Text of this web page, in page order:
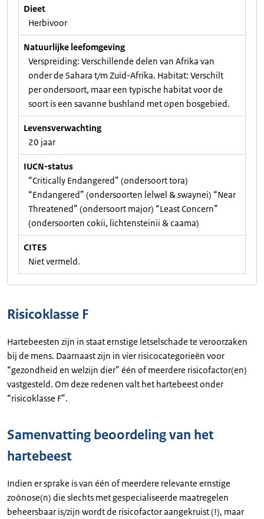
Dieet
Herbivoor
Natuurlijke leefomgeving
Verspreiding: Verschillende delen van Afrika van
onder de Sahara t/m Zuid-Afrika. Habitat: Verschilt
per ondersoort, maar een typische habitat voor de
soort is een savanne bushland met open bosgebied.
Levensverwachting
20 jaar
IUCN-status
“Critically Endangered” (ondersoort tora)
“Endangered” (ondersoorten lelwel & swaynei) “Near
Threatened” (ondersoort major) “Least Concern”
(ondersoorten cokii, lichtensteinii & caama)
CITES
Niet vermeld.
Risicoklasse F
Hartebeesten zijn in staat ernstige letselschade te veroorzaken
bij de mens. Daarnaast zijn in vier risicocategorieën voor
“gezondheid en welzijn dier” één of meerdere risicofactor(en)
vastgesteld. Om deze redenen valt het hartebeest onder
“risicoklasse F”.
Samenvatting beoordeling van het
hartebeest
Indien er sprake is van één of meerdere relevante ernstige
zoönose(n) die slechts met gespecialiseerde maatregelen
beheersbaar is/zijn wordt de risicofactor aangekruist (!), maar